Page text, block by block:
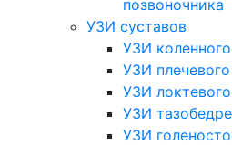
позвоночника
УЗИ суставов
УЗИ
УЗИ
УЗИ
УЗИ
УЗИ